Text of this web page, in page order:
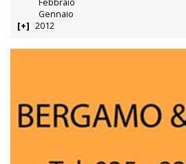
Febbraio
Gennaio
2012